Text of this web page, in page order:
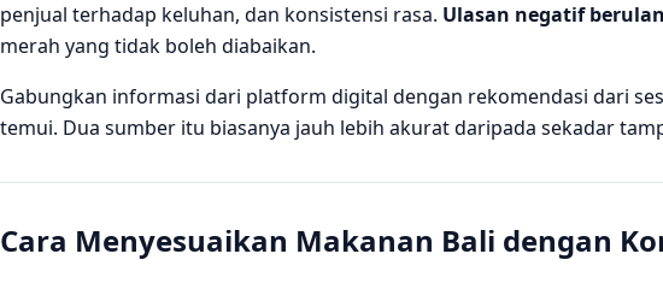
penjual terhadap keluhan, dan konsistensi rasa. Ulasan negatif
merah yang tidak boleh diabaikan.
Gabungkan informasi dari platform digital dengan rekomendasi dari
temui. Dua sumber itu biasanya jauh lebih akurat daripada sekadar
Cara Menyesuaikan Makanan Bali dengan